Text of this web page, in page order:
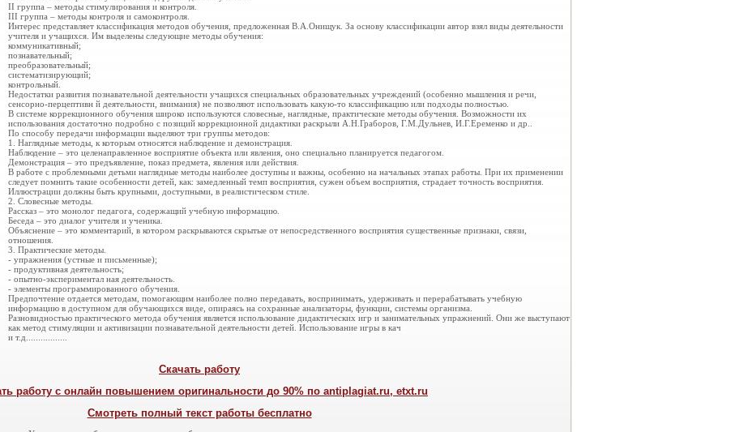
II группа – методы стимулирования и контроля.
III группа – методы контроля и самоконтроля.
Интерес представляет классификация методов обучения, предложенная В.А.Онищук. За основу классификации автор взял виды деятельности
учителя и учащихся. Им выделены следующие методы обучения:
коммуникативный;
познавательный;
преобразовательный;
систематизирующий;
контрольный.
Недостатки развития познавательной деятельности учащихся специальных образовательных учреждений (особенно мышления и речи,
сенсорно-перцептивн й деятельности, внимания) не позволяют использовать какую-то классификацию или подходы полностью.
В системе коррекционного обучения широко используются словесные, наглядные, практические методы обучения. Возможности их
использования достаточно подробно с позиций коррекционной дидактики раскрыли А.Н.Граборов, Г.М.Дульнев, И.Г.Еременко и др..
По способу передачи информации выделяют три группы методов:
1. Наглядные методы, к которым относятся наблюдение и демонстрация.
Наблюдение – это целенаправленное восприятие объекта или явления, оно специально планируется педагогом.
Демонстрация – это предъявление, показ предмета, явления или действия.
В работе с проблемными детьми наглядные методы наиболее доступны и важны, особенно на начальных этапах работы. При их применении
следует помнить такие особенности детей, как: замедленный темп восприятия, сужен объем восприятия, страдает точность восприятия.
Иллюстрации должны быть крупными, доступными, в реалистическом стиле.
2. Словесные методы.
Рассказ – это монолог педагога, содержащий учебную информацию.
Беседа – это диалог учителя и ученика.
Объяснение – это комментарий, в котором раскрываются скрытые от непосредственного восприятия существенные признаки, связи,
отношения.
3. Практические методы.
- упражнения (устные и письменные);
- продуктивная деятельность;
- опытно-экспериментал ная деятельность.
- элементы программированного обучения.
Предпочтение отдается методам, помогающим наиболее полно передавать, воспринимать, удерживать и перерабатывать учебную
информацию в доступном для обучающихся виде, опираясь на сохранные анализаторы, функции, системы организма.
Разновидностью практического метода обучения является использование дидактических игр и занимательных упражнений. Они же выступают
как метод стимуляции и активизации познавательной деятельности детей. Использование игры в кач
и т.д.................
Скачать работу
работу с онлайн повышением оригинальности до 90% по antiplagiat.ru, etxt.ru
Смотреть полный текст работы бесплатно